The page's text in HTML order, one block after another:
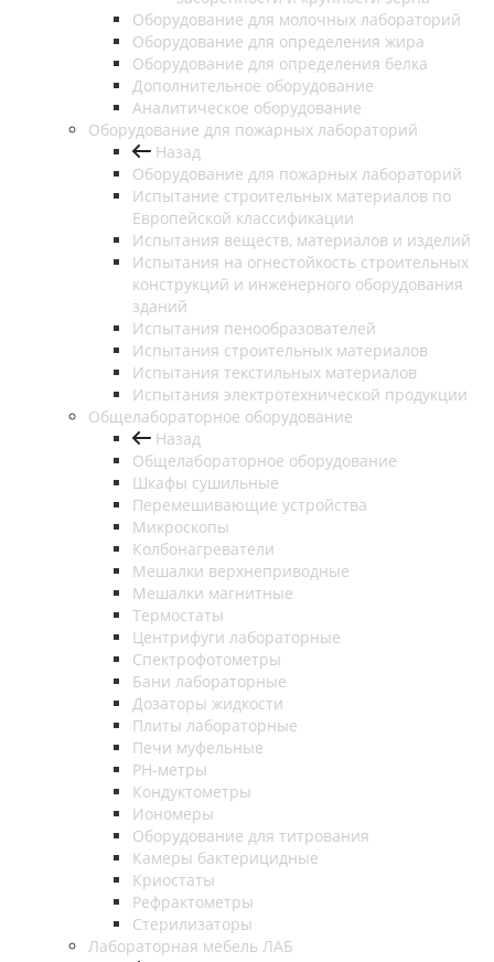
Оборудование для молочных лабораторий
Оборудование для определения жира
Оборудование для определения белка
Дополнительное оборудование
Аналитическое оборудование
Оборудование для пожарных лабораторий
Назад
Оборудование для пожарных лабораторий
Испытание строительных материалов по
Европейской классификации
Испытания веществ, материалов и изделий
Испытания на огнестойкость строительных
конструкций и инженерного оборудования
зданий
Испытания пенообразователей
Испытания строительных материалов
Испытания текстильных материалов
Испытания электротехнической продукции
Общелабораторное оборудование
Назад
Общелабораторное оборудование
Шкафы сушильные
Перемешивающие устройства
Микроскопы
Колбонагреватели
Мешалки верхнеприводные
Мешалки магнитные
Термостаты
Центрифуги лабораторные
Спектрофотометры
Бани лабораторные
Дозаторы жидкости
Плиты лабораторные
Печи муфельные
РН-метры
Кондуктометры
Иономеры
Оборудование для титрования
Камеры бактерицидные
Криостаты
Рефрактометры
Стерилизаторы
Лабораторная мебель ЛАБ